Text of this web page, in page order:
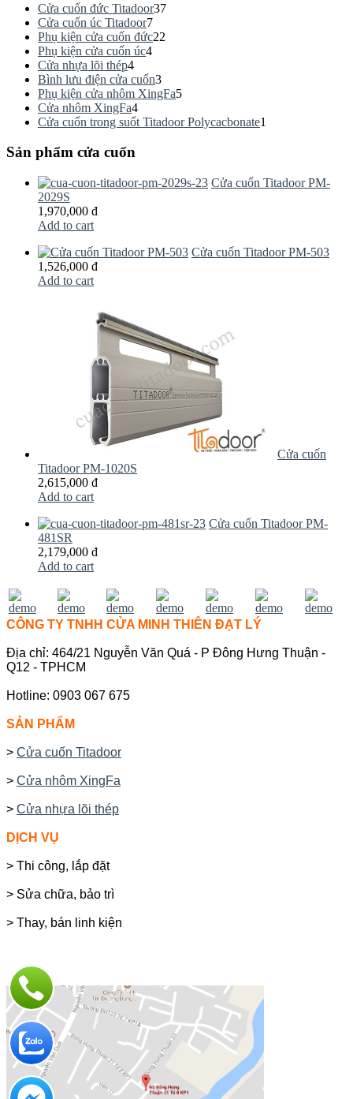
Cửa cuốn đức Titadoor37
Cửa cuốn úc Titadoor7
Phụ kiện cửa cuốn đức22
Phụ kiện cửa cuốn úc4
Cửa nhựa lõi thép4
Bình lưu điện cửa cuốn3
Phụ kiện cửa nhôm XingFa5
Cửa nhôm XingFa4
Cửa cuốn trong suốt Titadoor Polycacbonate1
Sản phẩm cửa cuốn
Cửa cuốn Titadoor PM-
2029S
1,970,000 đ
Add to cart
Cửa cuốn Titadoor PM-503
1,526,000 đ
Add to cart
Cửa cuốn
Titadoor PM-1020S
2,615,000 đ
Add to cart
Cửa cuốn Titadoor PM-
481SR
2,179,000 đ
Add to cart
CÔNG TY TNHH CỬA MINH THIÊN ĐẠT LÝ
Địa chỉ: 464/21 Nguyễn Văn Quá - P Đông Hưng Thuận -
Q12 - TPHCM
Hotline: 0903 067 675
SẢN PHẨM
> Cửa cuốn Titadoor
> Cửa nhôm XingFa
> Cửa nhựa lõi thép
DỊCH VỤ
> Thi công, lắp đặt
> Sửa chữa, bảo trì
> Thay, bán linh kiện